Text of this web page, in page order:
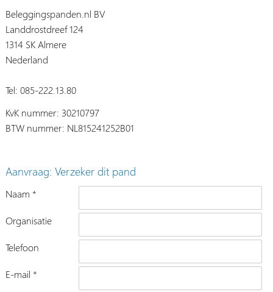
Beleggingspanden.nl BV
Landdrostdreef 124
1314 SK Almere
Nederland
Tel: 085-222.13.80
KvK nummer: 30210797
BTW nummer: NL815241252B01
Aanvraag: Verzeker dit pand
Naam *
Organisatie
Telefoon
E-mail *